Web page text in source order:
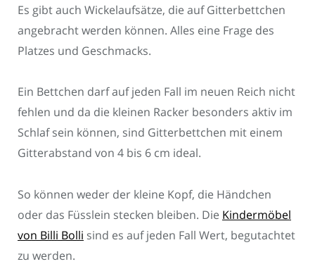
Es gibt auch Wickelaufsätze, die auf Gitterbettchen
angebracht werden können. Alles eine Frage des
Platzes und Geschmacks.
Ein Bettchen darf auf jeden Fall im neuen Reich nicht
fehlen und da die kleinen Racker besonders aktiv im
Schlaf sein können, sind Gitterbettchen mit einem
Gitterabstand von 4 bis 6 cm ideal.
So können weder der kleine Kopf, die Händchen
oder das Füsslein stecken bleiben. Die Kindermöbel
von Billi Bolli sind es auf jeden Fall Wert, begutachtet
zu werden.